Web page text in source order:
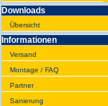
Downloads
Übersicht
Infor­ma­tionen
Versand
Montage / FAQ
Partner
Sanie­rung